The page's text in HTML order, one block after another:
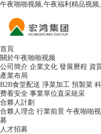
午夜啪啪视频,午夜福利精品视
首頁
關於午夜啪啪视频
公司簡介 企業文化 發展曆程 資
產業布局
B2B食堂配送 淨菜加工 預製菜
费看安全 事業單位直采統采
合夥人計劃
合夥人理念 行業前景 午夜啪啪
募
人才招募